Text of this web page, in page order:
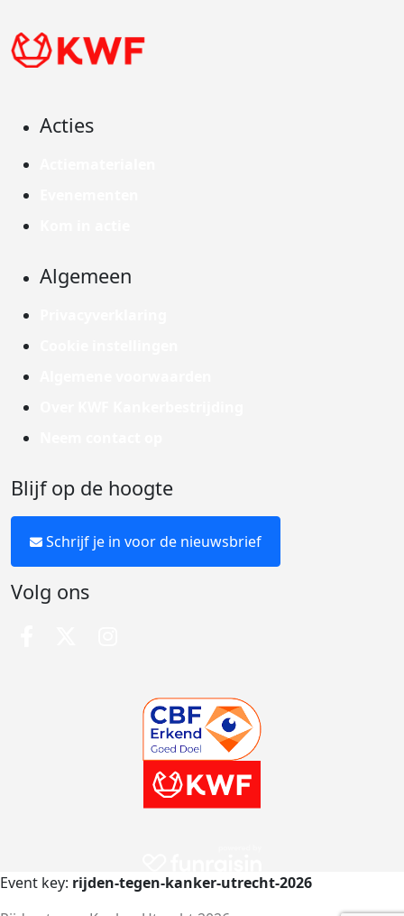
Acties
Algemeen
Blijf op de hoogte
Schrijf je in voor de nieuwsbrief
Volg ons
Event key: rijden-tegen-kanker-utrecht-2026